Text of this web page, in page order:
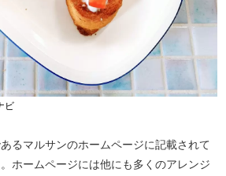
ビ
るマルサンのホームページに記載されて
ホームページには他にも多くのアレンジ